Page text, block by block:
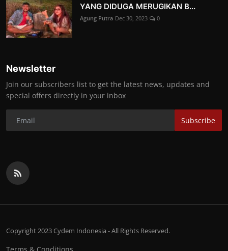
YANG DIDUGA MERUGIKAN B...
Agung Putra Dec 30, 2023 0
Newsletter
Join our subscribers list to get the latest news, updates and
special offers directly in your inbox
Subscribe
Copyright 2023 Cydem Indonesia - All Rights Reserved.